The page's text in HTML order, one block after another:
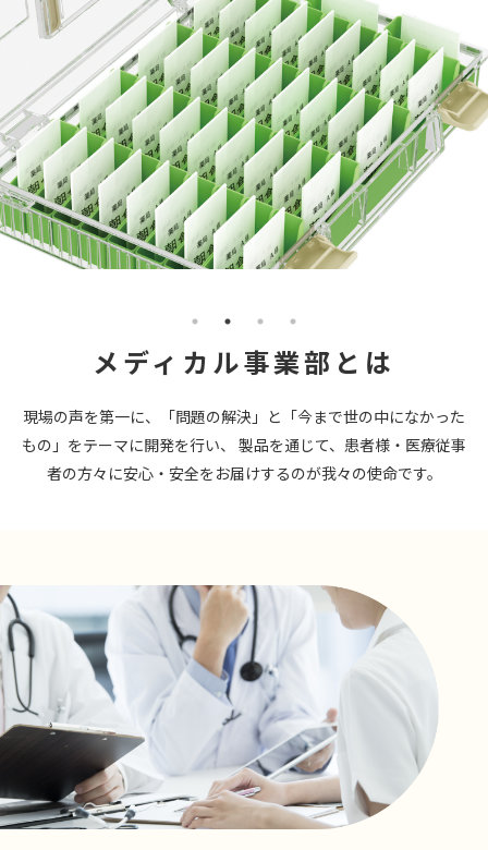
メディカル事業部とは
現場の声を第一に、「問題の解決」と「今まで世の中になかった
もの」をテーマに開発を行い、 製品を通じて、患者様・医療従事
者の方々に安心・安全をお届けするのが我々の使命です。